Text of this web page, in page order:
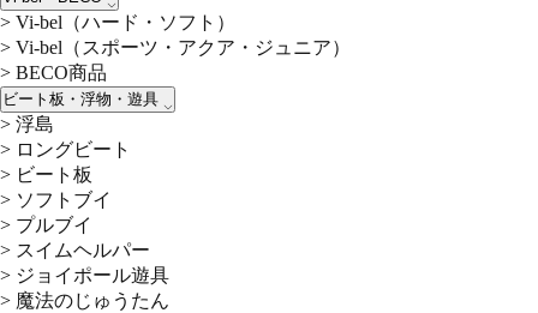
> Vi-bel（ハード・ソフト）
> Vi-bel（スポーツ・アクア・ジュニア）
> BECO商品
ビート板・浮物・遊具
> 浮島
> ロングビート
> ビート板
> ソフトブイ
> プルブイ
> スイムヘルパー
> ジョイポール遊具
> 魔法のじゅうたん